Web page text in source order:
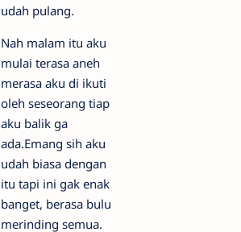
udah pulang.
Nah malam itu aku
mulai terasa aneh
merasa aku di ikuti
oleh seseorang tiap
aku balik ga
ada.Emang sih aku
udah biasa dengan
itu tapi ini gak enak
banget, berasa bulu
merinding semua.